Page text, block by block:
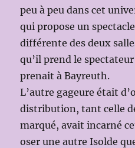
peu à peu dans cet
qui propose un
différente des deux
qu’il prend le
prenait à Bayreuth.
L’autre gageure était
distribution, tant celle
marqué, avait incarné
oser une autre Isolde